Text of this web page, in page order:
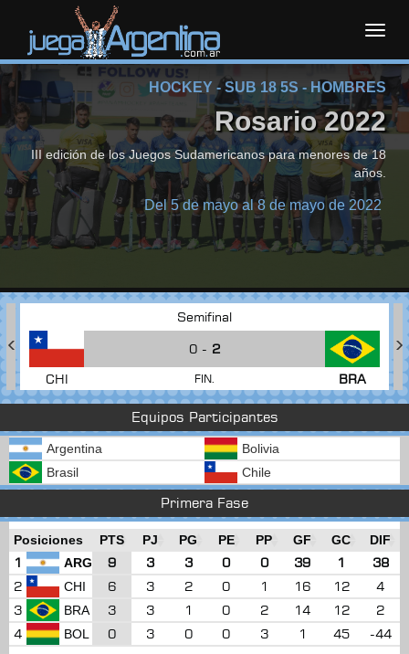
HOCKEY - SUB 18 5S - HOMBRES
Rosario 2022
III edición de los Juegos Sudamericanos para menores de 18
años.
Del 5 de mayo al 8 de mayo de 2022
Semifinal
CHI
0 - 2
FIN. BRA
Equipos Participantes
Argentina
Bolivia
Brasil
Chile
Primera Fase
Posiciones PTS PJ PG PE PP GF GC DIF
1 ARG 9 3 3 0 0 39 1
38
2
CHI 6 3 2 0 1 16 12
4
3
BRA 3 3 1 0 2 14 12
2
4
BOL 0 3 0 0 3 1 45 -44